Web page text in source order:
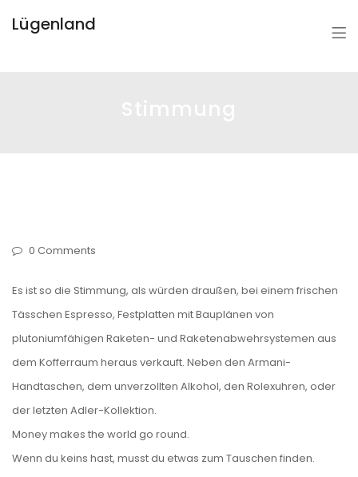
Lügenland
0 Comments
Es ist so die Stimmung, als würden draußen, bei einem frischen
Tässchen Espresso, Festplatten mit Bauplänen von
plutoniumfähigen Raketen- und Raketenabwehrsystemen aus
dem Kofferraum heraus verkauft. Neben den Armani-
Handtaschen, dem unverzollten Alkohol, den Rolexuhren, oder
der letzten Adler-Kollektion.
Money makes the world go round.
Wenn du keins hast, musst du etwas zum Tauschen finden.